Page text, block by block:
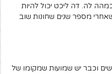
לה. דה ליכט יכול להיות
מספר שנים שחונות שוב
וכבר יש שמועות שמקומו של